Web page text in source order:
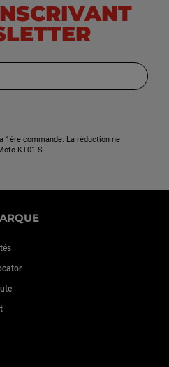
1ère commande. La réduction ne
KT01-S.